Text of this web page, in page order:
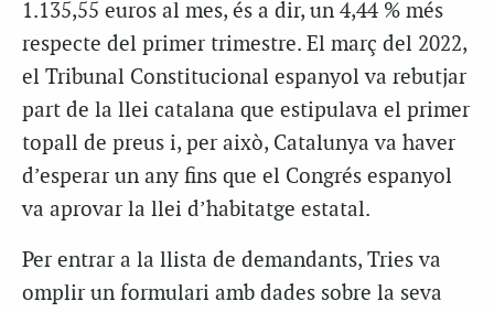
1.135,55 euros al mes, és a dir, un 4,44 % més
respecte del primer trimestre. El març del 2022,
el Tribunal Constitucional espanyol va rebutjar
part de la llei catalana que estipulava el primer
topall de preus i, per això, Catalunya va haver
d’esperar un any fins que el Congrés espanyol
va aprovar la llei d’habitatge estatal.
Per entrar a la llista de demandants, Tries va
omplir un formulari amb dades sobre la seva